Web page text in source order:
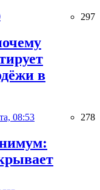
297
в
08:53 278